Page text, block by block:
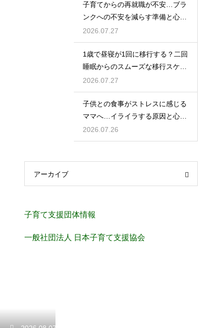
子育てからの再就職が不安…ブラ
ンクへの不安を減らす準備と心構
えを解説
2026.07.27
1歳で昼寝が1回に移行する？二回
睡眠からのスムーズな移行スケジ
ュール
2026.07.27
子供との食事がストレスに感じる
ママへ…イライラする原因と心を
楽にする考え方
2026.07.26
アーカイブ
子育て支援団体情報
一般社団法人 日本子育て支援協会